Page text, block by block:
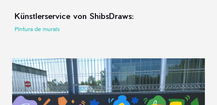
Künstlerservice von ShibsDraws:
Pintura de murais